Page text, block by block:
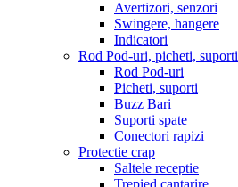
Avertizori, senzori
Swingere, hangere
Indicatori
Rod Pod-uri, picheti, suporti
Rod Pod-uri
Picheti, suporti
Buzz Bari
Suporti spate
Conectori rapizi
Protectie crap
Saltele receptie